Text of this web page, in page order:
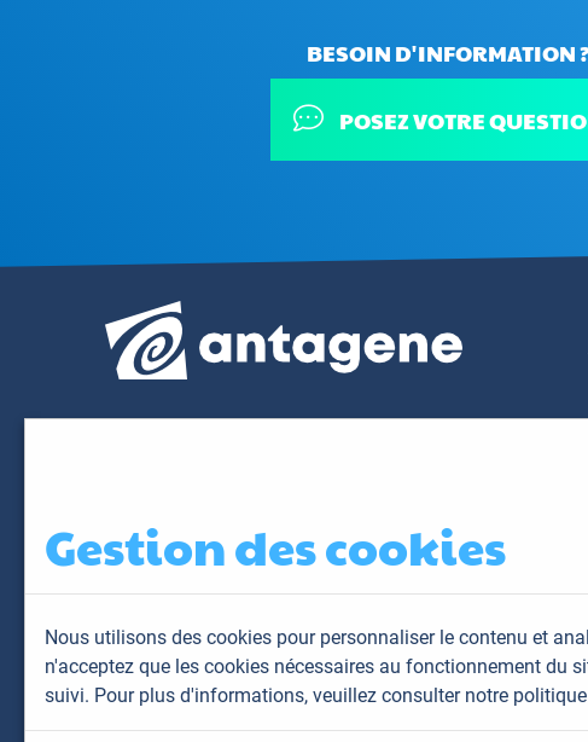
BESOIN D'INFORMATION
POSEZ VOTRE
Gestion des cookies
Nous utilisons des cookies pour personnaliser le contenu et
n'acceptez que les cookies nécessaires au fonctionnement du
suivi. Pour plus d'informations, veuillez consulter notre